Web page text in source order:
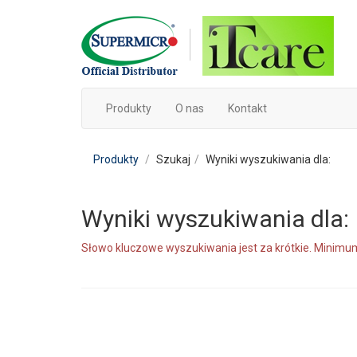
Produkty O nas Kontakt
Produkty Szukaj Wyniki wyszukiwania dla:
Wyniki wyszukiwania dla:
Słowo kluczowe wyszukiwania jest za krótkie.